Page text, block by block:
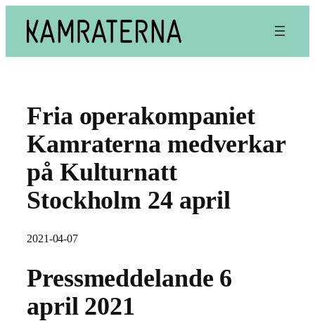
innehåll
Fria operakompaniet
Kamraterna medverkar
på Kulturnatt
Stockholm 24 april
2021-04-07
Pressmeddelande 6
april 2021